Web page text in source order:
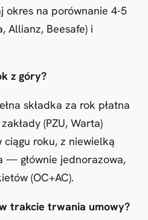
okres na porównanie 4-5
Allianz, Beesafe) i
z góry?
składka za rok płatna
(PZU, Warta)
ciągu roku, z niewielką
— głównie jednorazowa,
(OC+AC).
trakcie trwania umowy?